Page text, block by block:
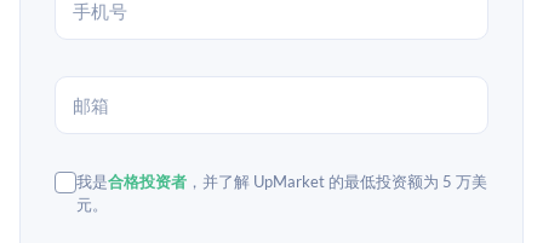
我是合格投资者 ，并了解 UpMarket 的最低投资额为 5 万美
元。